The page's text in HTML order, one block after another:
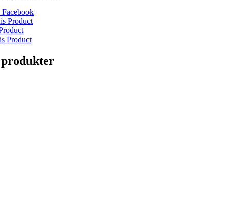
Facebook
Product
Product